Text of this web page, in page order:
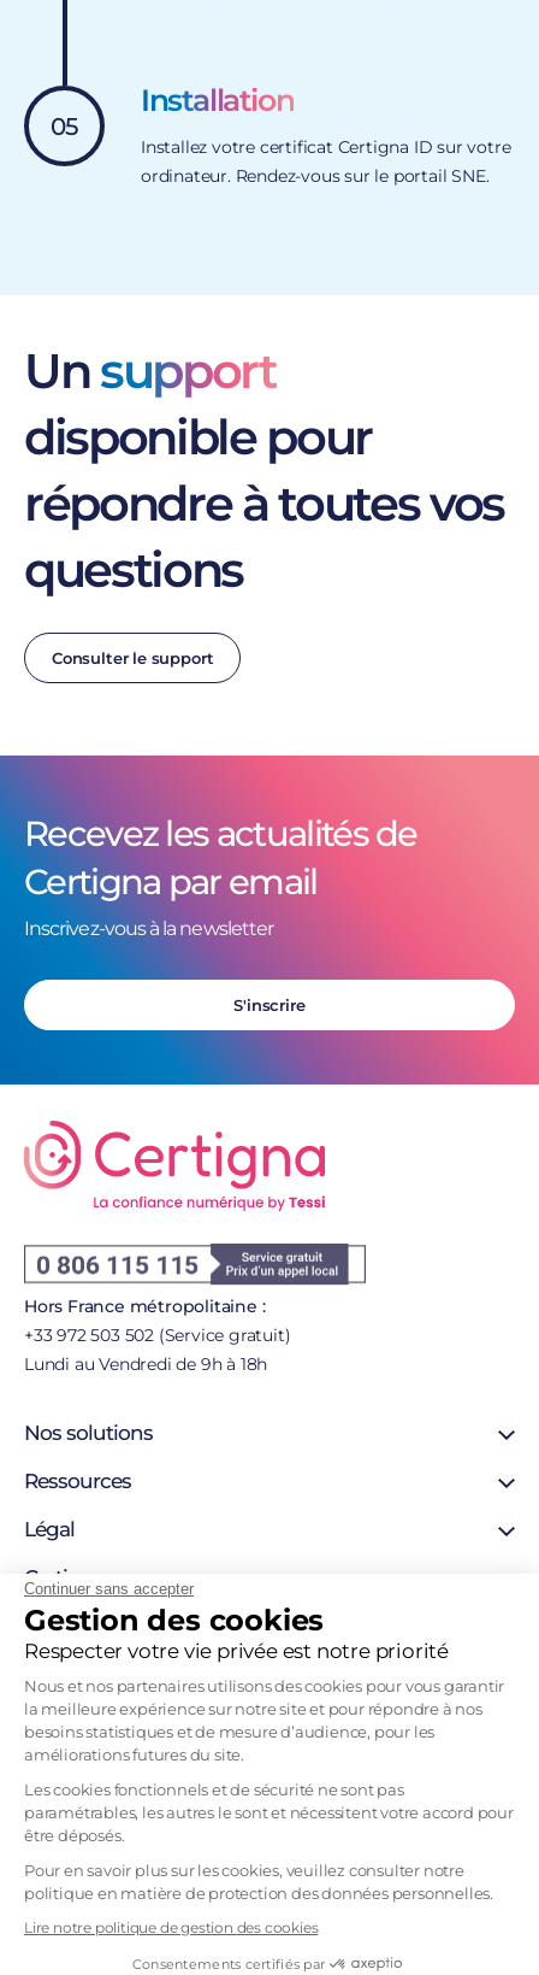
Continuer sans accepter
Gestion des cookies
Respecter votre vie privée est notre priorité
Nous et nos partenaires utilisons des cookies pour vous garantir
la meilleure expérience sur notre site et pour répondre à nos
besoins statistiques et de mesure d’audience, pour les
améliorations futures du site.
Les cookies fonctionnels et de sécurité ne sont pas
paramétrables, les autres le sont et nécessitent votre accord pour
être déposés.
Pour en savoir plus sur les cookies, veuillez consulter notre
politique en matière de protection des données personnelles.
Lire notre politique de gestion des cookies
Consentements certifiés par
05
Installation
Installez votre certificat Certigna ID sur votre
ordinateur. Rendez-vous sur le portail SNE.
Unsupport
disponible pour
répondre à toutes vos
questions
Consulter le support
Recevez les actualités de
Certigna par email
Inscrivez-vous à la newsletter
S'inscrire
Hors France métropolitaine :
+33 972 503 502 (Service gratuit)
Lundi au Vendredi de 9h à 18h
Nos solutions
Certificat SSL
Certificat personne physique
Hébergement sécurisée
Solutions pour développeurs
Ressources
Support
Légal
Mentions légales
Autorités de certification
Liste de révocation
Politique d’horodatage
Politique de certification
Tableau Garanties HDS
Certigna
À propos
Pourquoi nous choisir
Recrutement
Mentions légales
CGVU
CGU
Politique d’utilisation des données personnelles
Politique de confidentialité 2D-ORIGIN
Gestion des cookies